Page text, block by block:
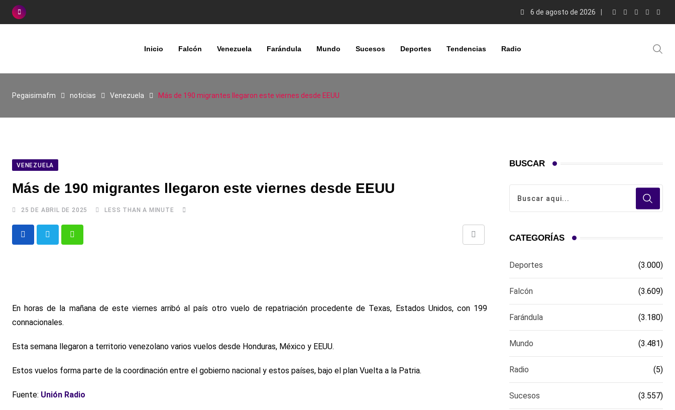
Skip
6 de agosto de 2026
Inicio Falcón Venezuela Farándula Mundo Sucesos Deportes Tendencias Radio
Pegaisimafm noticias Venezuela Más de 190 migrantes llegaron este viernes desde EEUU
VENEZUELA
Más de 190 migrantes llegaron este viernes desde EEUU
25 DE ABRIL DE 2025 LESS THAN A MINUTE
En horas de la mañana de este viernes arribó al país otro vuelo de repatriación procedente de Texas, Estados Unidos, con 199
connacionales.
Esta semana llegaron a territorio venezolano varios vuelos desde Honduras, México y EEUU.
Estos vuelos forma parte de la coordinación entre el gobierno nacional y estos países, bajo el plan Vuelta a la Patria.
Fuente: Unión Radio
BUSCAR
CATEGORÍAS
Deportes (3.000)
Falcón (3.609)
Farándula (3.180)
Mundo (3.481)
Radio (5)
Sucesos (3.557)